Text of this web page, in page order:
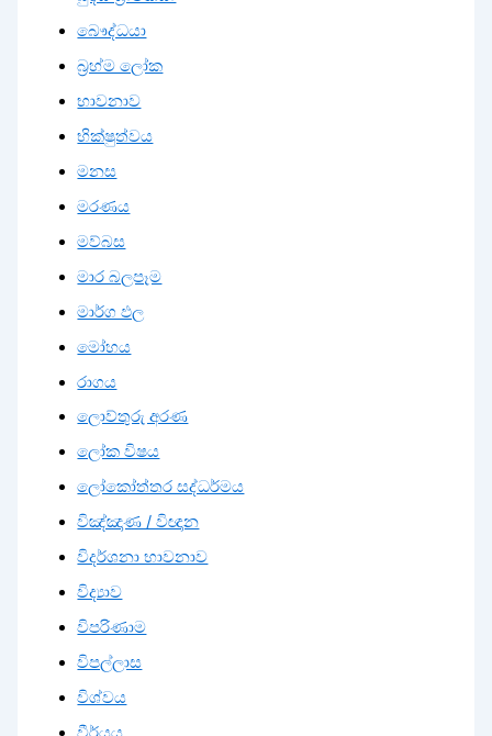
බෞද්ධයා
බ්‍රහ්ම ලෝක
භාවනාව
භික්ෂුත්වය
මනස
මරණය
මව්බස
මාර බලපෑම
මාර්ග ඵල
මෝහය
රාගය
ලොව්තුරු අරණ
ලෝක විෂය
ලෝකෝත්තර සද්ධර්මය
විඤ්ඤාණ / විඥාන
විදර්ශනා භාවනාව
විද්‍යාව
විපරිණාම
විපල්ලාස
විශ්වය